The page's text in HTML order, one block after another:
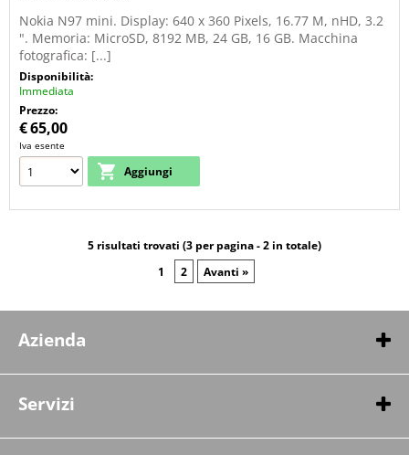
Nokia N97 mini. Display: 640 x 360 Pixels, 16.77 M, nHD, 3.2
". Memoria: MicroSD, 8192 MB, 24 GB, 16 GB. Macchina
fotografica: [...]
Disponibilità:
Immediata
Prezzo:
€65,00
Iva esente
5 risultati trovati (3 per pagina - 2 in totale)
1
2 Avanti »
Azienda
Cerca su Google
Servizi